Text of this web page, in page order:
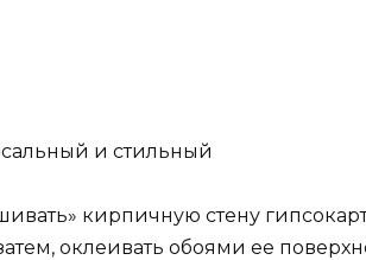
и стильный
кирпичную стену
оклеивать обоями ее